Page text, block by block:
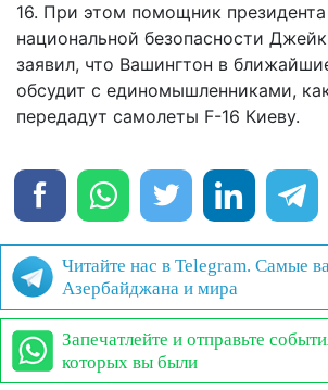
16. При этом помощник
национальной безопасности
заявил, что Вашингтон в
обсудит с единомышленниками,
передадут самолеты F-16 Киеву.
Читайте нас в Telegram. Самые
Азербайджана и мира
Запечатлейте и отправьте
которых вы были